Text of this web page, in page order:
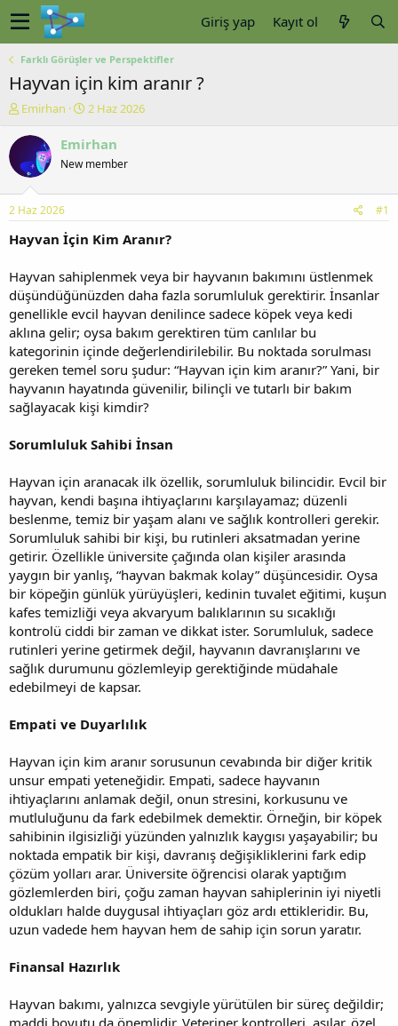
Giriş yap Kayıt ol
Farklı Görüşler ve Perspektifler
Hayvan için kim aranır ?
K
n
u
y
b
a
ş
t
a
n
Emirhan
B
ş
a
ç
r
i
h
i
2 Haz 2026
Emirhan
New member
2 Haz 2026 #1
Hayvan İçin Kim Aranır?
Hayvan sahiplenmek veya bir hayvanın bakımını üstlenmek
düşündüğünüzden daha fazla sorumluluk gerektirir. İnsanlar
genellikle evcil hayvan denilince sadece köpek veya kedi
aklına gelir; oysa bakım gerektiren tüm canlılar bu
kategorinin içinde değerlendirilebilir. Bu noktada sorulması
gereken temel soru şudur: “Hayvan için kim aranır?” Yani, bir
hayvanın hayatında güvenilir, bilinçli ve tutarlı bir bakım
sağlayacak kişi kimdir?
Sorumluluk Sahibi İnsan
Hayvan için aranacak ilk özellik, sorumluluk bilincidir. Evcil bir
hayvan, kendi başına ihtiyaçlarını karşılayamaz; düzenli
beslenme, temiz bir yaşam alanı ve sağlık kontrolleri gerekir.
Sorumluluk sahibi bir kişi, bu rutinleri aksatmadan yerine
getirir. Özellikle üniversite çağında olan kişiler arasında
yaygın bir yanlış, “hayvan bakmak kolay” düşüncesidir. Oysa
bir köpeğin günlük yürüyüşleri, kedinin tuvalet eğitimi, kuşun
kafes temizliği veya akvaryum balıklarının su sıcaklığı
kontrolü ciddi bir zaman ve dikkat ister. Sorumluluk, sadece
rutinleri yerine getirmek değil, hayvanın davranışlarını ve
sağlık durumunu gözlemleyip gerektiğinde müdahale
edebilmeyi de kapsar.
Empati ve Duyarlılık
Hayvan için kim aranır sorusunun cevabında bir diğer kritik
unsur empati yeteneğidir. Empati, sadece hayvanın
ihtiyaçlarını anlamak değil, onun stresini, korkusunu ve
mutluluğunu da fark edebilmek demektir. Örneğin, bir köpek
sahibinin ilgisizliği yüzünden yalnızlık kaygısı yaşayabilir; bu
noktada empatik bir kişi, davranış değişikliklerini fark edip
çözüm yolları arar. Üniversite öğrencisi olarak yaptığım
gözlemlerden biri, çoğu zaman hayvan sahiplerinin iyi niyetli
oldukları halde duygusal ihtiyaçları göz ardı ettikleridir. Bu,
uzun vadede hem hayvan hem de sahip için sorun yaratır.
Finansal Hazırlık
Hayvan bakımı, yalnızca sevgiyle yürütülen bir süreç değildir;
maddi boyutu da önemlidir. Veteriner kontrolleri, aşılar, özel